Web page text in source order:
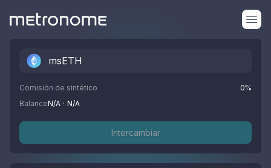
msETH
Comisión de sintético 0%
BalanceN/A · N/A
Intercambiar